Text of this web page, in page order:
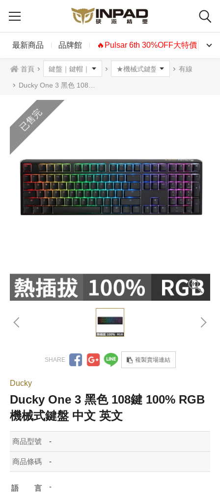
最新商品 品牌館 🔥Pulsar 6th 30%OFF大特價🔥
首頁 有線
Ducky One 3 黑色 108鍵 100% RGB 機械式鍵盤 中文 英文
已售完
複製賣場連結
Ducky
Ducky One 3 黑色 108鍵 100% RGB
機械式鍵盤 中文 英文
商品型號 -
商品條碼 -
語言
-